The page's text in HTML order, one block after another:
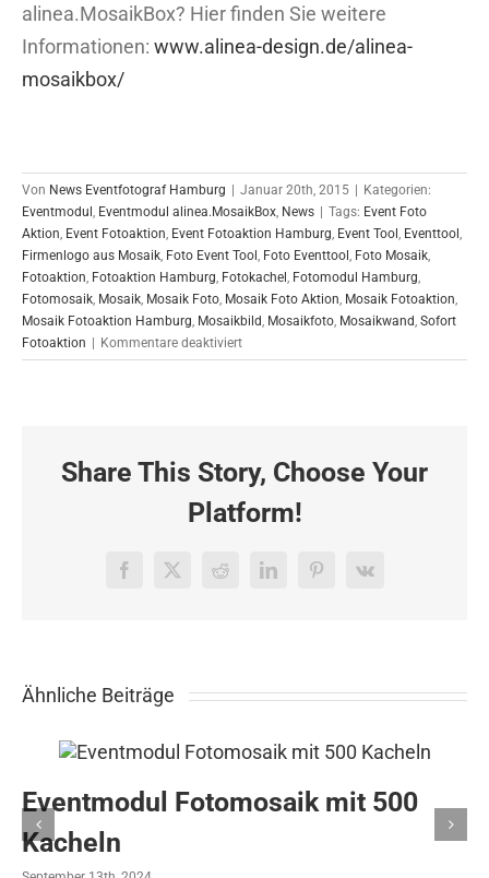
alinea.MosaikBox? Hier finden Sie weitere
Informationen: www.alinea-design.de/alinea-
mosaikbox/
Von News Eventfotograf Hamburg | Januar 20th, 2015 | Kategorien:
Eventmodul, Eventmodul alinea.MosaikBox, News | Tags: Event Foto
Aktion, Event Fotoaktion, Event Fotoaktion Hamburg, Event Tool, Eventtool,
Firmenlogo aus Mosaik, Foto Event Tool, Foto Eventtool, Foto Mosaik,
Fotoaktion, Fotoaktion Hamburg, Fotokachel, Fotomodul Hamburg,
Fotomosaik, Mosaik, Mosaik Foto, Mosaik Foto Aktion, Mosaik Fotoaktion,
Mosaik Fotoaktion Hamburg, Mosaikbild, Mosaikfoto, Mosaikwand, Sofort
Fotoaktion | Kommentare deaktiviertfür
Mosaik
Share This Story, Choose Your
Platform!
Facebook
X RedditLinkedInPinterest
Vk
Ähnliche Beiträge
Eventmodul Fotomosaik mit 500
Kacheln